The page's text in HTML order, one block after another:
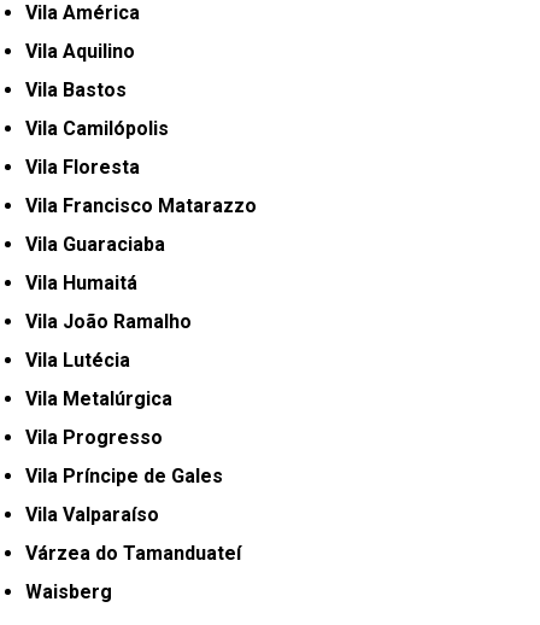
Vila América
Vila Aquilino
Vila Bastos
Vila Camilópolis
Vila Floresta
Vila Francisco Matarazzo
Vila Guaraciaba
Vila Humaitá
Vila João Ramalho
Vila Lutécia
Vila Metalúrgica
Vila Progresso
Vila Príncipe de Gales
Vila Valparaíso
Várzea do Tamanduateí
Waisberg